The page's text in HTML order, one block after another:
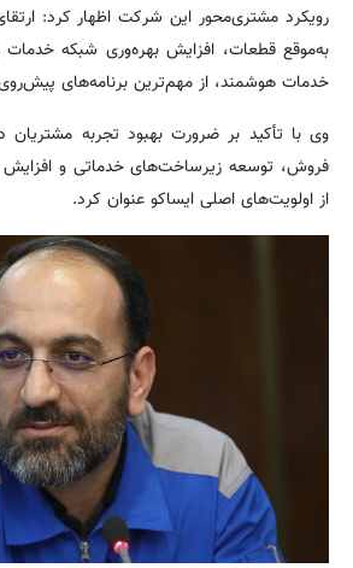
رویکرد مشتری‌محور این شرکت اظهار کرد:
به‌موقع قطعات، افزایش بهره‌وری شبکه
خدمات هوشمند، از مهم‌ترین برنامه‌های
وی با تأکید بر ضرورت بهبود تجربه
فروش، توسعه زیرساخت‌های خدماتی و
از اولویت‌های اصلی ایساکو عنوان کرد.